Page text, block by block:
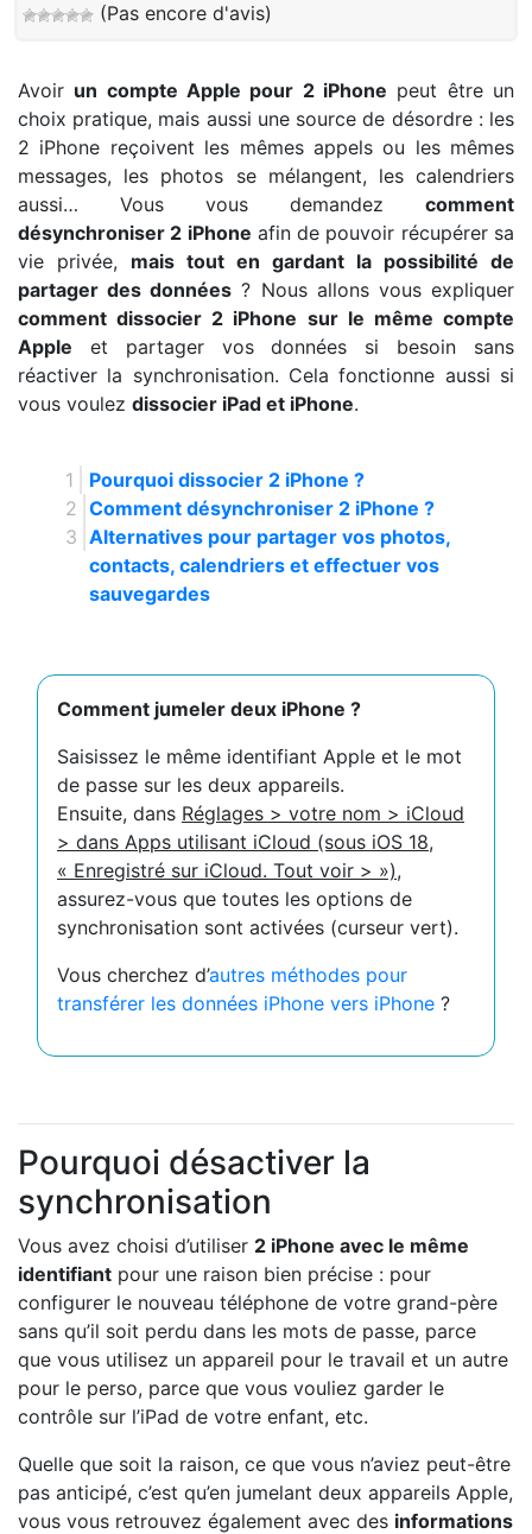
(Pas encore d'avis)
Avoir un compte Apple pour 2 iPhone peut être un
choix pratique, mais aussi une source de désordre : les
2 iPhone reçoivent les mêmes appels ou les mêmes
messages, les photos se mélangent, les calendriers
aussi… Vous vous demandez comment
désynchroniser 2 iPhone afin de pouvoir récupérer sa
vie privée, mais tout en gardant la possibilité de
partager des données ? Nous allons vous expliquer
comment dissocier 2 iPhone sur le même compte
Apple et partager vos données si besoin sans
réactiver la synchronisation. Cela fonctionne aussi si
vous voulez dissocier iPad et iPhone.
Pourquoi dissocier 2 iPhone ?
Comment désynchroniser 2 iPhone ?
Alternatives pour partager vos photos,
contacts, calendriers et effectuer vos
sauvegardes
Comment jumeler deux iPhone ?
Saisissez le même identifiant Apple et le mot
de passe sur les deux appareils.
Ensuite, dans Réglages > votre nom > iCloud
> dans Apps utilisant iCloud (sous iOS 18,
« Enregistré sur iCloud. Tout voir > »),
assurez-vous que toutes les options de
synchronisation sont activées (curseur vert).
Vous cherchez d’autres méthodes pour
transférer les données iPhone vers iPhone ?
Pourquoi désactiver la
synchronisation
Vous avez choisi d’utiliser 2 iPhone avec le même
identifiant pour une raison bien précise : pour
configurer le nouveau téléphone de votre grand-père
sans qu’il soit perdu dans les mots de passe, parce
que vous utilisez un appareil pour le travail et un autre
pour le perso, parce que vous vouliez garder le
contrôle sur l’iPad de votre enfant, etc.
Quelle que soit la raison, ce que vous n’aviez peut-être
pas anticipé, c’est qu’en jumelant deux appareils Apple,
vous vous retrouvez également avec des informations